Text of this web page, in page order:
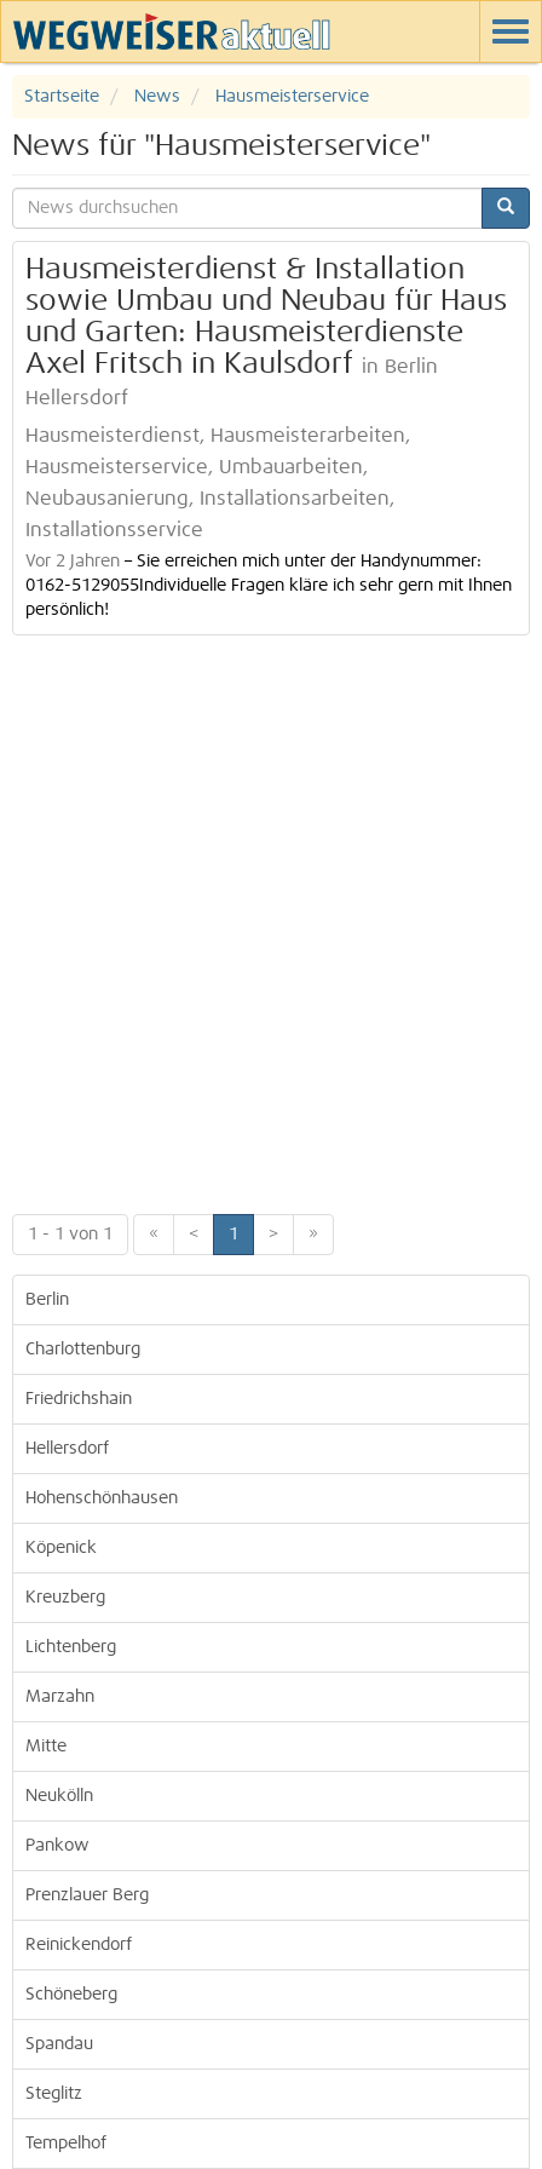
Startseite News Hausmeisterservice
News für "Hausmeisterservice"
Hausmeisterdienst & Installation
sowie Umbau und Neubau für Haus
und Garten: Hausmeisterdienste
Axel Fritsch in Kaulsdorf in Berlin
Hellersdorf
Hausmeisterdienst, Hausmeisterarbeiten,
Hausmeisterservice, Umbauarbeiten,
Neubausanierung, Installationsarbeiten,
Installationsservice
Vor 2 Jahren – Sie erreichen mich unter der Handynummer:
0162-5129055Individuelle Fragen kläre ich sehr gern mit Ihnen
persönlich!
1 - 1 von 1 « < 1 > »
Berlin
Charlottenburg
Friedrichshain
Hellersdorf
Hohenschönhausen
Köpenick
Kreuzberg
Lichtenberg
Marzahn
Mitte
Neukölln
Pankow
Prenzlauer Berg
Reinickendorf
Schöneberg
Spandau
Steglitz
Tempelhof